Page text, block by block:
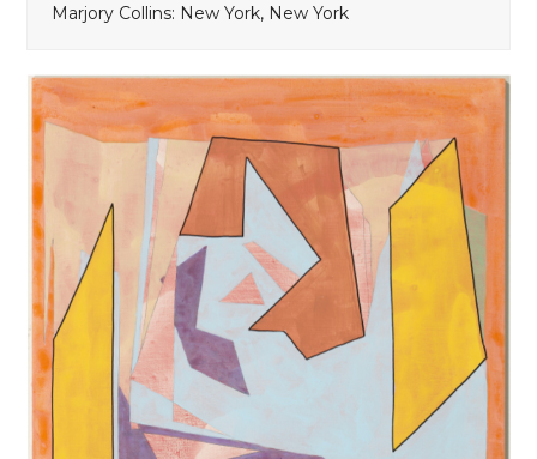
Marjory Collins: New York, New York